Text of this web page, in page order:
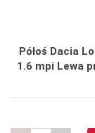
Półoś Dacia
1.6 mpi Lewa